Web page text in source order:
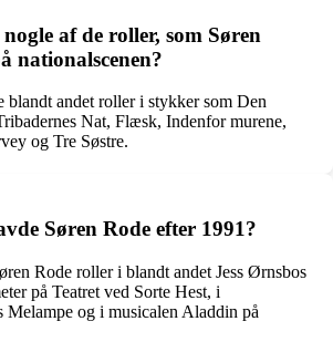
af de roller, som Søren
nationalscenen?
blandt andet roller i stykker som Den
Nat, Flæsk, Indenfor murene,
og Tre Søstre.
Søren Rode efter 1991?
Rode roller i blandt andet Jess Ørnsbos
på Teatret ved Sorte Hest, i
Melampe og i musicalen Aladdin på